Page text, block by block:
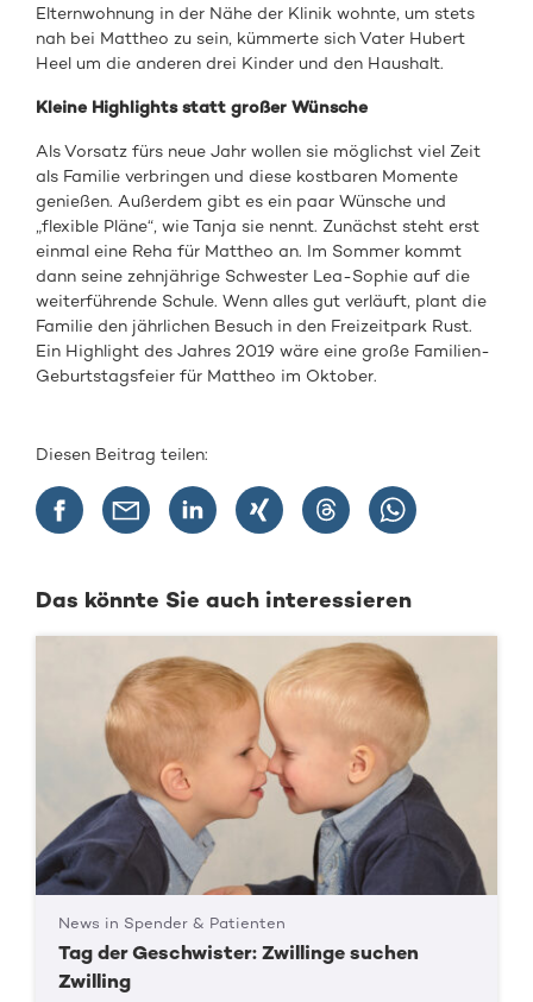
Elternwohnung in der Nähe der Klinik wohnte, um stets
nah bei Mattheo zu sein, kümmerte sich Vater Hubert
Heel um die anderen drei Kinder und den Haushalt.
Kleine Highlights statt großer Wünsche
Als Vorsatz fürs neue Jahr wollen sie möglichst viel Zeit
als Familie verbringen und diese kostbaren Momente
genießen. Außerdem gibt es ein paar Wünsche und
„flexible Pläne“, wie Tanja sie nennt. Zunächst steht erst
einmal eine Reha für Mattheo an. Im Sommer kommt
dann seine zehnjährige Schwester Lea-Sophie auf die
weiterführende Schule. Wenn alles gut verläuft, plant die
Familie den jährlichen Besuch in den Freizeitpark Rust.
Ein Highlight des Jahres 2019 wäre eine große Familien-
Geburtstagsfeier für Mattheo im Oktober.
Diesen Beitrag teilen:
Das könnte Sie auch interessieren
News in Spender & Patienten
Tag der Geschwister: Zwillinge suchen
Zwilling